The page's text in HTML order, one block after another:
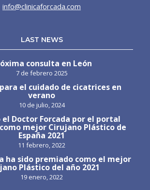
info@clinicaforcada.com
LAST NEWS
consulta en León
7 de febrero 2025
el cuidado de cicatrices en
verano
10 de julio, 2024
el Doctor Forcada por el portal
mejor Cirujano Plástico de
España 2021
11 febrero, 2022
ha sido premiado como el mejor
Plástico del año 2021
19 enero, 2022